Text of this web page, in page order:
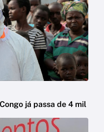
já passa de 4 mil